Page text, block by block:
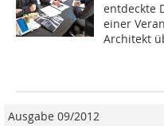
entdeckte
einer
Architekt
Ausgabe 09/2012